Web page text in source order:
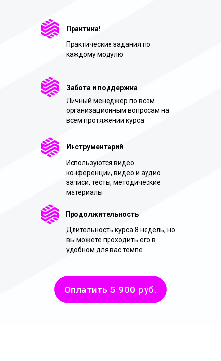
Практические задания по
каждому модулю
Практика!
Личный менеджер по всем
организационным вопросам на
всем протяжении курса
Используются видео
конференции, видео и аудио
записи, тесты, методические
материалы
Длительность курса 8 недель, но
вы можете проходить его в
удобном для вас темпе
Забота и поддержка
Инструментарий
Продолжительность
Оплатить 5 900 руб.